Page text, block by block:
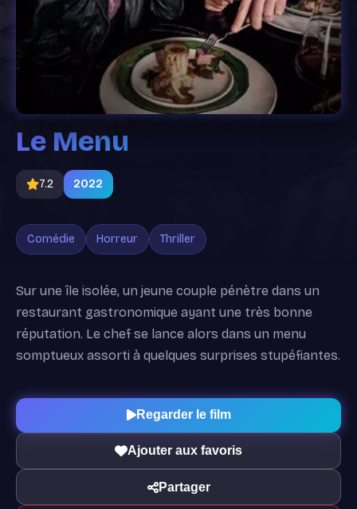
Le Menu
7.2 2022
Comédie Horreur Thriller
Sur une île isolée, un jeune couple pénètre dans un
restaurant gastronomique ayant une très bonne
réputation. Le chef se lance alors dans un menu
somptueux assorti à quelques surprises stupéfiantes.
Regarder le film
Ajouter aux favoris
Partager